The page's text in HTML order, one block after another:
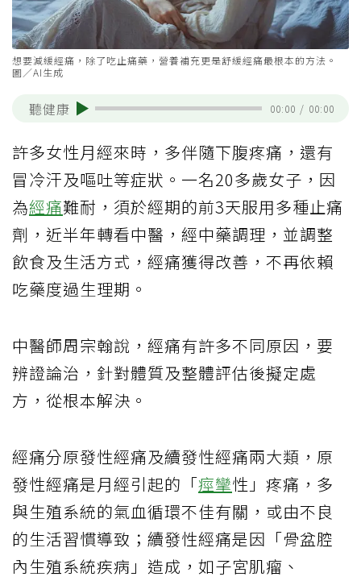
想要減緩經痛，除了吃止痛藥，營養補充更是舒緩經痛最根本的方法。
圖／AI生成
聽健康 00:00 / 00:00
許多女性月經來時，多伴隨下腹疼痛，還有
冒冷汗及嘔吐等症狀。一名20多歲女子，因
為經痛難耐，須於經期的前3天服用多種止痛
劑，近半年轉看中醫，經中藥調理，並調整
飲食及生活方式，經痛獲得改善，不再依賴
吃藥度過生理期。
中醫師周宗翰說，經痛有許多不同原因，要
辨證論治，針對體質及整體評估後擬定處
方，從根本解決。
經痛分原發性經痛及續發性經痛兩大類，原
發性經痛是月經引起的「痙攣性」疼痛，多
與生殖系統的氣血循環不佳有關，或由不良
的生活習慣導致；續發性經痛是因「骨盆腔
內生殖系統疾病」造成，如子宮肌瘤、